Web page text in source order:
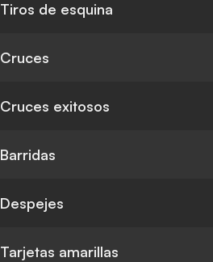
Tiros de esquina
Cruces
Cruces exitosos
Barridas
Despejes
Tarjetas amarillas